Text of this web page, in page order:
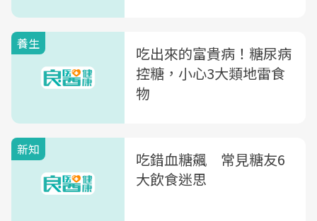
養生
吃出來的富貴病！糖尿病
控糖，小心3大類地雷食
物
新知
吃錯血糖飆 常見糖友6
大飲食迷思